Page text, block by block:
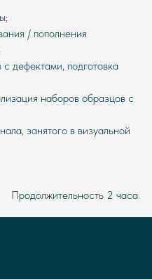
/ пополнения
дефектами, подготовка
наборов образцов с
занятого в визуальной
Продолжительность 2 часа